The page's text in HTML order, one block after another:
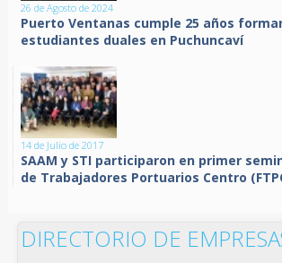
26 de Agosto de 2024
Puerto Ventanas cumple 25 años
estudiantes duales en Puchuncaví
14 de Julio de 2017
SAAM y STI participaron en primer
de Trabajadores Portuarios Centro
DIRECTORIO DE